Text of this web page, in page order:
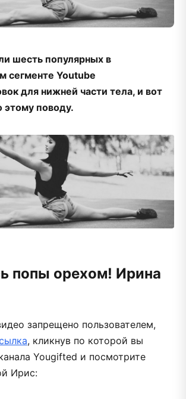
шесть популярных в
сегменте Youtube
для нижней части тела, и вот
этому поводу.
попы орехом! Ирина
запрещено пользователем,
, кликнув по которой вы
Yougifted и посмотрите
Ирис: